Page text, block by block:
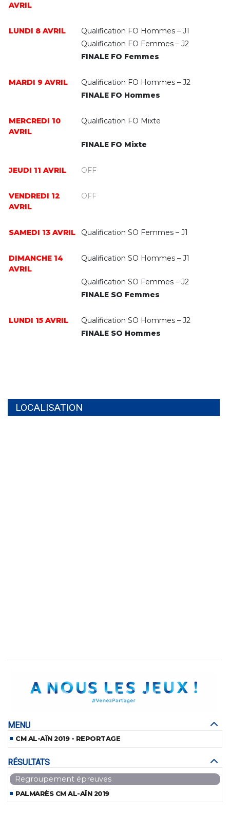
AVRIL
LUNDI 8 AVRIL
Qualification FO Hommes – J1
Qualification FO Femmes – J2
FINALE FO Femmes
MARDI 9 AVRIL
Qualification FO Hommes – J2
FINALE FO Hommes
MERCREDI 10
AVRIL
Qualification FO Mixte
FINALE FO Mixte
JEUDI 11 AVRIL OFF
VENDREDI 12
AVRIL
OFF
SAMEDI 13 AVRIL Qualification SO Femmes – J1
DIMANCHE 14
AVRIL
Qualification SO Hommes – J1
Qualification SO Femmes – J2
FINALE SO Femmes
LUNDI 15 AVRIL
Qualification SO Hommes – J2
FINALE SO Hommes
LOCALISATION
MENU
CM AL-AÏN 2019 - REPORTAGE
RÉSULTATS
Regroupement épreuves
PALMARÈS CM AL-AÏN 2019